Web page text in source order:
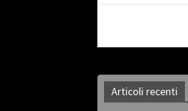
Articoli recenti